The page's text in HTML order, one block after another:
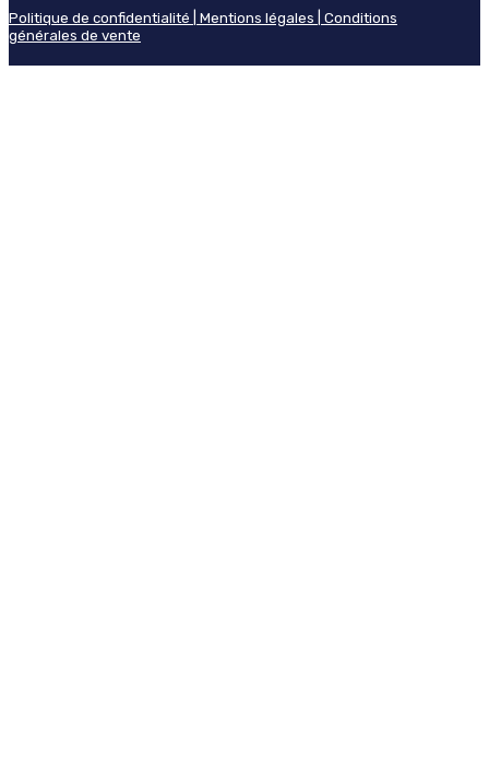
Politique de confidentialité | Mentions légales | Conditions
générales de vente